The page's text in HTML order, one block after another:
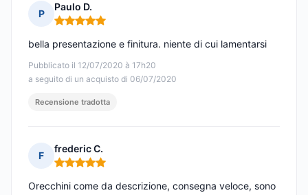
P
Paulo D.
Nota: 5 su 5
Pubblicato il 12/07/2020 à 17h20
a seguito di un acquisto di 06/07/2020
bella presentazione e finitura. niente di cui lamentarsi
Recensione tradotta
F
frederic C.
Nota: 5 su 5
Orecchini come da descrizione, consegna veloce, sono